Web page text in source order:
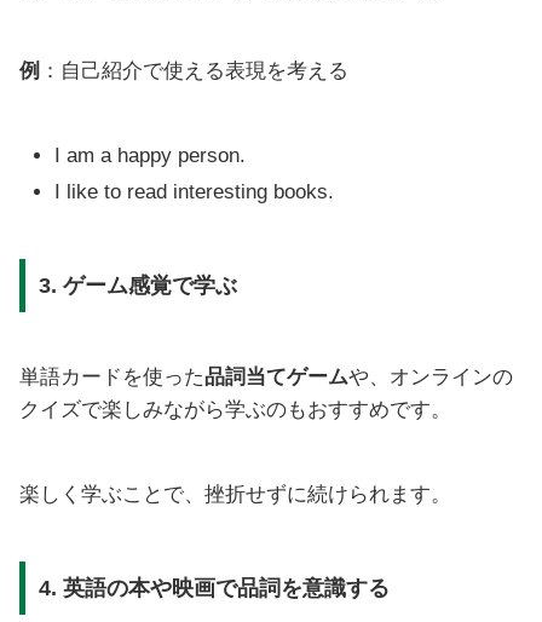
例 ：自己紹介で使える表現を考える
I am a happy person.
I like to read interesting books.
3. ゲーム感覚で学ぶ
単語カードを使った品詞当てゲームや、オンラインの
クイズで楽しみながら学ぶのもおすすめです。
楽しく学ぶことで、挫折せずに続けられます。
4. 英語の本や映画で品詞を意識する